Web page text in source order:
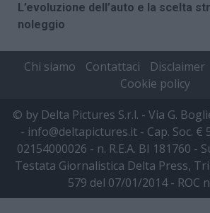
L’evoluzione dell’auto e la scelta
noleggio
Chi siamo Contattaci Disclaimer
Cookie policy
© by Delta Pictures S.r.l. - Via G.
- info@deltapictures.it - Cap. Soc. €
02154000026 - n. R.E.A. BI 181760 -
Testata Giornalistica Delta Press,
579 del 07/01/2014 - ROC